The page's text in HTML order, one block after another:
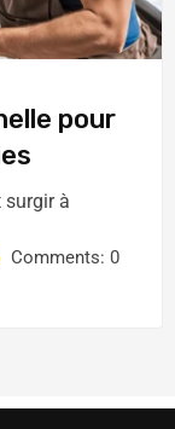
pour
surgir à
Comments: 0